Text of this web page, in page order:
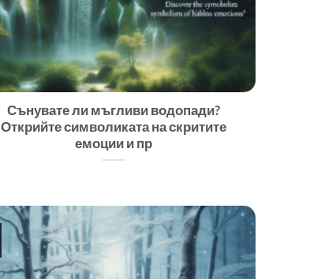
Сънувате ли мъгливи водопади?
Открийте символиката на скритите
емоции и пр